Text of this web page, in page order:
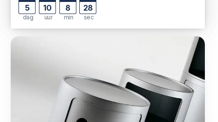
5
dag
10
uur
8
min
27
sec